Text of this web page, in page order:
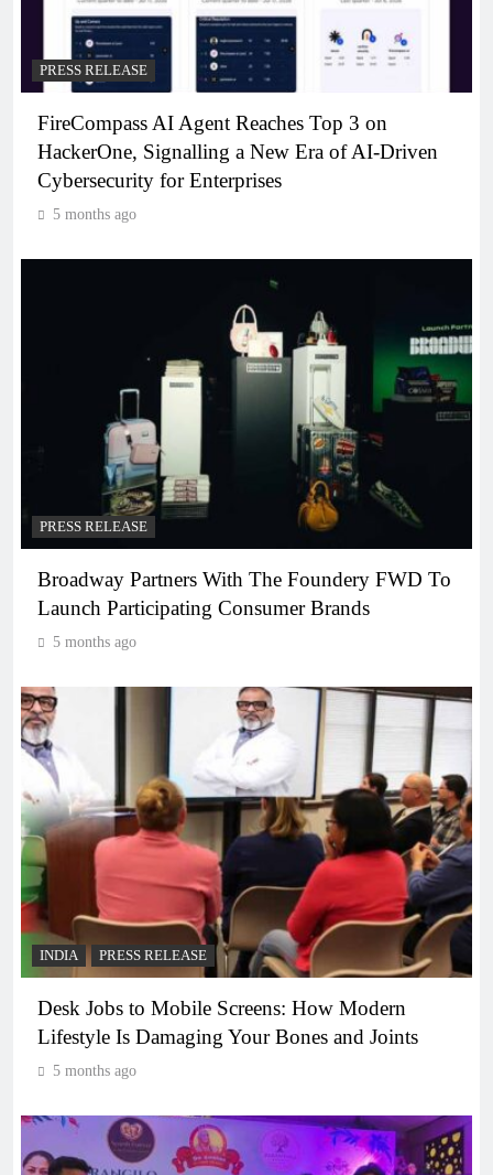
PRESS RELEASE
FireCompass AI Agent Reaches Top 3 on
HackerOne, Signalling a New Era of AI-Driven
Cybersecurity for Enterprises
5 months ago
PRESS RELEASE
Broadway Partners With The Foundery FWD To
Launch Participating Consumer Brands
5 months ago
INDIA PRESS RELEASE
Desk Jobs to Mobile Screens: How Modern
Lifestyle Is Damaging Your Bones and Joints
5 months ago